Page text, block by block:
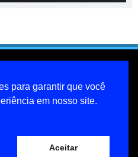
todos os direitos
privacidade
para garantir que você
em nosso site.
Aceitar